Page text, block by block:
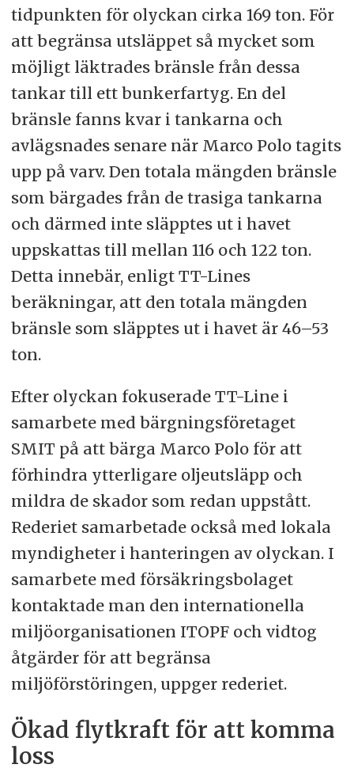
tidpunkten för olyckan cirka 169 ton. För
att begränsa utsläppet så mycket som
möjligt läktrades bränsle från dessa
tankar till ett bunkerfartyg. En del
bränsle fanns kvar i tankarna och
avlägsnades senare när Marco Polo tagits
upp på varv. Den totala mängden bränsle
som bärgades från de trasiga tankarna
och därmed inte släpptes ut i havet
uppskattas till mellan 116 och 122 ton.
Detta innebär, enligt TT-Lines
beräkningar, att den totala mängden
bränsle som släpptes ut i havet är 46–53
ton.
Efter olyckan fokuserade TT-Line i
samarbete med bärgningsföretaget
SMIT på att bärga Marco Polo för att
förhindra ytterligare oljeutsläpp och
mildra de skador som redan uppstått.
Rederiet samarbetade också med lokala
myndigheter i hanteringen av olyckan. I
samarbete med försäkringsbolaget
kontaktade man den internationella
miljöorganisationen ITOPF och vidtog
åtgärder för att begränsa
miljöförstöringen, uppger rederiet.
Ökad flytkraft för att komma
loss